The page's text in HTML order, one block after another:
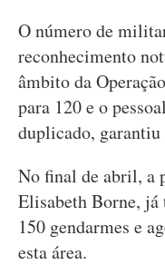
O número de
reconhecimento
âmbito da
para 120 e o
duplicado,
No final de abril, a
Elisabeth Borne, já
150 gendarmes e
esta área.